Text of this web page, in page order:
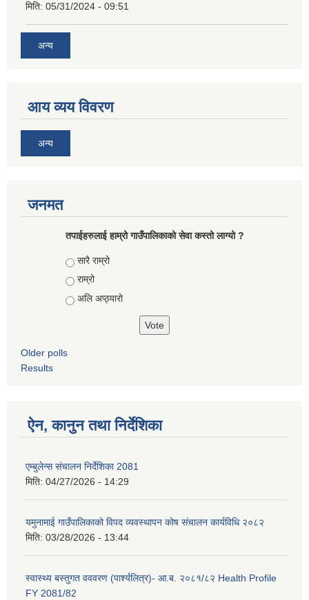
मिति: 05/31/2024 - 09:51
अन्य
आय व्यय विवरण
अन्य
जनमत
तपाईहरुलाई हाम्रो गाउँपालिकाको सेवा कस्तो लाग्यो ?
Choices
सारै राम्रो
राम्रो
अलि अप्ठ्यारो
Older polls
Results
ऐन, कानुन तथा निर्देशिका
एम्बुलेन्स संचालन निर्देशिका 2081
मिति: 04/27/2026 - 14:29
यमुनामाई गाउँपालिकाको विपद व्यवस्थापन कोष संचालन कार्यविधि २०८२
मिति: 03/28/2026 - 13:44
स्वास्थ्य बस्तुगत वववरण (पार्श्यलित्र)- आ.ब. २०८१/८२ Health Profile
FY 2081/82